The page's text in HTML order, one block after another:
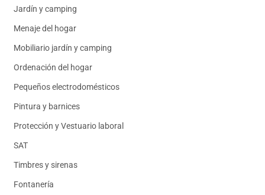
Jardín y camping
Menaje del hogar
Mobiliario jardín y camping
Ordenación del hogar
Pequeños electrodomésticos
Pintura y barnices
Protección y Vestuario laboral
SAT
Timbres y sirenas
Fontanería